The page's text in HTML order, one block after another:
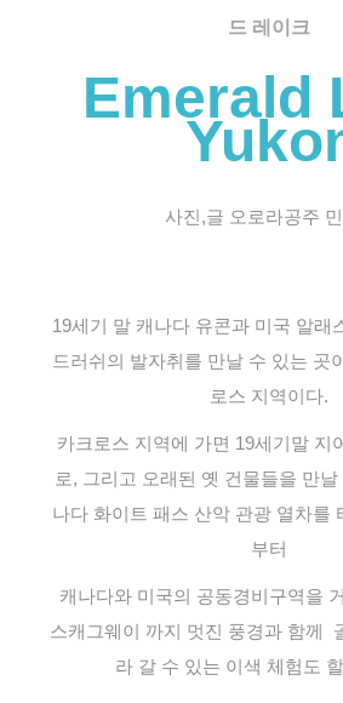
드 레이크
Emerald
사진,글 오로라공주
19세기 말 캐나다 유콘과 미국 알래
드러쉬의 발자취를 만날 수 있는 곳
로스 지역이다.
카크로스 지역에 가면 19세기말 지
로, 그리고 오래된 옛 건물들을 만날
나다 화이트 패스 산악 관광 열차를
부터
캐나다와 미국의 공동경비구역을
스캐그웨이 까지 멋진 풍경과 함께
라 갈 수 있는 이색 체험도